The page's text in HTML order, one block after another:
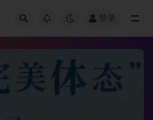
登录